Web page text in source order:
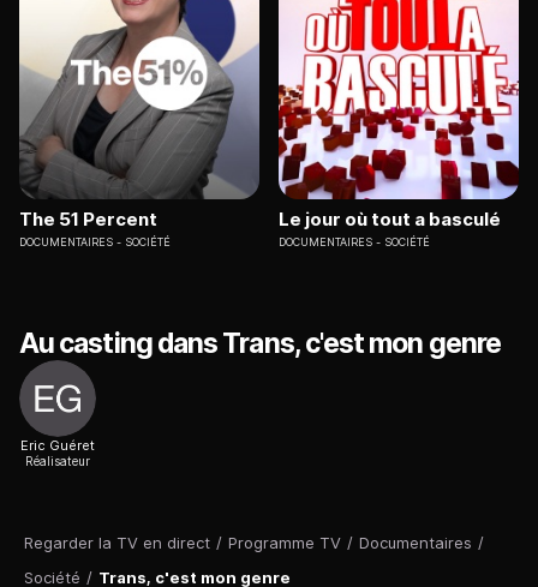
Regarder la TV en direct / Programme TV / Documentaires /
Société / Trans, c'est mon genre
The 51 Percent
DOCUMENTAIRES SOCIÉTÉ
Le jour où tout a basculé
DOCUMENTAIRES SOCIÉTÉ
Au casting dans Trans, c'est mon genre
Eric Guéret
Réalisateur